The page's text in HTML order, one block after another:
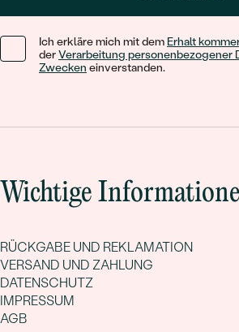
Ich erkläre mich mit dem Erhalt
derVerarbeitung personenbezogener
Zwecken einverstanden.
Wichtige
RÜCKGABE UND REKLAMATION
VERSAND UND ZAHLUNG
DATENSCHUTZ
IMPRESSUM
AGB